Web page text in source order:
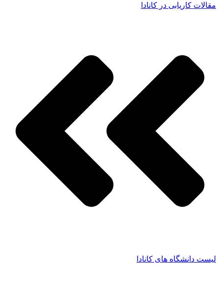
مقالات کاریابی در کانادا
لیست دانشگاه های کانادا